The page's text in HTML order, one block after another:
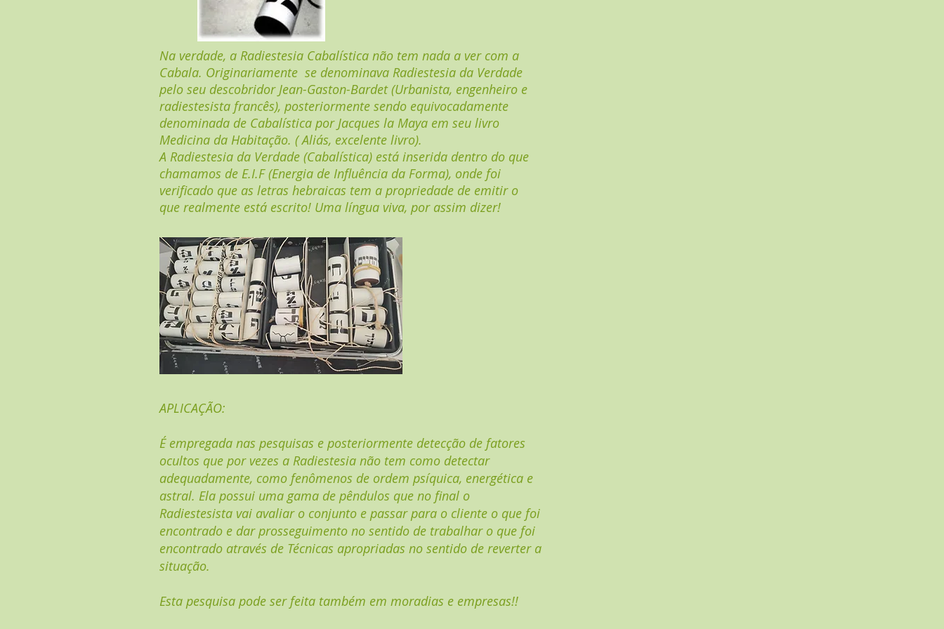
Na verdade, a Radiestesia Cabalística não tem nada a ver com a
Cabala. Originariamente se denominava Radiestesia da Verdade
pelo seu descobridor Jean-Gaston-Bardet (Urbanista, engenheiro e
radiestesista francês), posteriormente sendo equivocadamente
denominada de Cabalística por Jacques la Maya em seu livro
Medicina da Habitação. ( Aliás, excelente livro).
A Radiestesia da Verdade (Cabalística) está inserida dentro do que
chamamos de E.I.F (Energia de Influência da Forma), onde foi
verificado que as letras hebraicas tem a propriedade de emitir o
que realmente está escrito! Uma língua viva, por assim dizer!
APLICAÇÃO:
É empregada nas pesquisas e posteriormente detecção de fatores
ocultos que por vezes a Radiestesia não tem como detectar
adequadamente, como fenômenos de ordem psíquica, energética e
astral. Ela possui uma gama de pêndulos que no final o
Radiestesista vai avaliar o conjunto e passar para o cliente o que foi
encontrado e dar prosseguimento no sentido de trabalhar o que foi
encontrado através de Técnicas apropriadas no sentido de reverter a
situação.
Esta pesquisa pode ser feita também em moradias e empresas!!